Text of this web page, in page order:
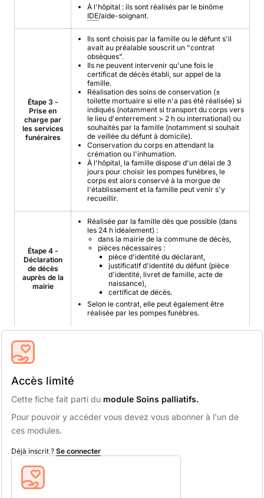
À l'hôpital : ils sont réalisés par le binôme
IDE/aide-soignant.
Étape 3 -
Prise en
charge par
les services
funéraires
Ils sont choisis par la famille ou le défunt s'il
avait au préalable souscrit un "contrat
obsèques".
Ils ne peuvent intervenir qu'une fois le
certificat de décès établi, sur appel de la
famille.
Réalisation des soins de conservation (±
toilette mortuaire si elle n'a pas été réalisée) si
indiqués (notamment si transport du corps vers
le lieu d'enterrement > 2 h ou international) ou
souhaités par la famille (notamment si souhait
de veillée du défunt à domicile).
Conservation du corps en attendant la
crémation ou l'inhumation.
À l'hôpital, la famille dispose d'un délai de 3
jours pour choisir les pompes funèbres, le
corps est alors conservé à la morgue de
l'établissement et la famille peut venir s'y
recueillir.
Étape 4 -
Déclaration
de décès
auprès de la
mairie
Réalisée par la famille dès que possible (dans
les 24 h idéalement) :
dans la mairie de la commune de décès,
pièces nécessaires :
pièce d'identité du déclarant,
justificatif d'identité du défunt (pièce
d'identité, livret de famille, acte de
naissance),
certificat de décès.
Selon le contrat, elle peut également être
réalisée par les pompes funèbres.
Accès limité
Cette fiche fait parti du module Soins palliatifs.
Pour pouvoir y accéder vous devez vous abonner à l'un de
ces modules.
Déjà inscrit ? Se connecter